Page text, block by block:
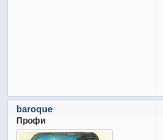
baroque
Профи